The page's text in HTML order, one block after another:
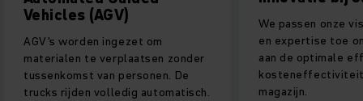
Vehicles (AGV)
AGV's worden ingezet om
materialen te verplaatsen zonder
tussenkomst van personen. De
trucks rijden volledig automatisch.
We passen onze
en expertise toe
aan de optimale
magazijn.